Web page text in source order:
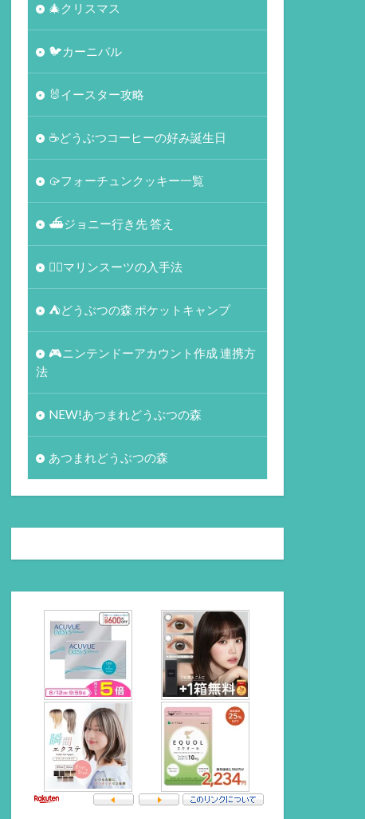
🎄クリスマス
🐦カーニバル
🐰イースター攻略
☕️どうぶつコーヒーの好み誕生日
🥠フォーチュンクッキー一覧
⛴ジョニー行き先 答え
🏄‍♀️マリンスーツの入手法
⛺どうぶつの森 ポケットキャンプ
🎮ニンテンドーアカウント作成 連携方
法
NEW!あつまれどうぶつの森
あつまれどうぶつの森